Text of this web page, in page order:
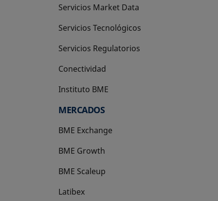
Servicios Market Data
Servicios Tecnológicos
Servicios Regulatorios
Conectividad
Instituto BME
se abre en una pestaña nueva
MERCADOS
BME Exchange
BME Growth
se abre en una pestaña nueva
BME Scaleup
se abre en una pestaña nueva
Latibex
se abre en una pestaña nueva